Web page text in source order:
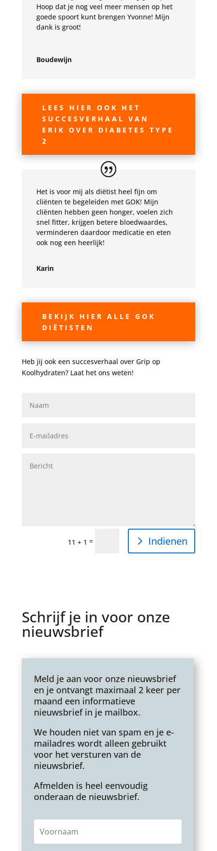
Hoop dat je nog veel meer mensen op het
goede spoort kunt brengen Yvonne! Mijn
dank is groot!
Boudewijn
LEES HIER OOK HET
SUCCESVERHAAL VAN
ERIK OVER DIABETES TYPE
2
Het is voor mij als diëtist heel fijn om
cliënten te begeleiden met GOK! Mijn
cliënten hebben geen honger, voelen zich
snel fitter, krijgen betere bloedwaardes,
verminderen daardoor medicatie en eten
ook nog een heerlijk!
Karin
BEKIJK HIER ALLE GOK
DIËTISTEN
Heb jij ook een succesverhaal over Grip op
Koolhydraten? Laat het ons weten!
11 + 1 = Indienen
Schrijf je in voor onze
nieuwsbrief
Meld je aan voor onze nieuwsbrief
en je ontvangt maximaal 2 keer per
maand een informatieve
nieuwsbrief in je mailbox.
We houden niet van spam en je e-
mailadres wordt alleen gebruikt
voor het versturen van de
nieuwsbrief.
Afmelden is heel eenvoudig
onderaan de nieuwsbrief.